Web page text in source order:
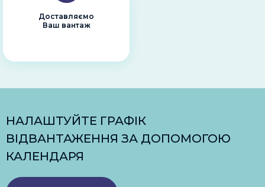
Доставляємо
Ваш вантаж
НАЛАШТУЙТЕ ГРАФІК
ВІДВАНТАЖЕННЯ ЗА ДОПОМОГОЮ
КАЛЕНДАРЯ